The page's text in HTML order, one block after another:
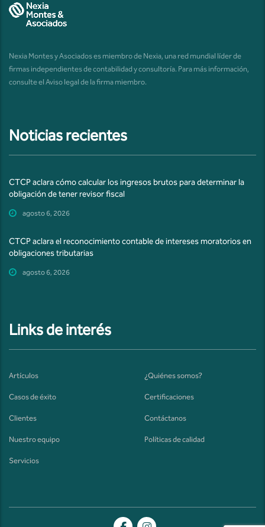
Nexia Montes y Asociados es miembro de Nexia, una red mundial líder de
firmas independientes de contabilidad y consultoría. Para más información,
consulte el Aviso legal de la firma miembro.
Noticias recientes
CTCP aclara cómo calcular los ingresos brutos para determinar la
obligación de tener revisor fiscal
agosto 6, 2026
CTCP aclara el reconocimiento contable de intereses moratorios en
obligaciones tributarias
agosto 6, 2026
Links de interés
Artículos ¿Quiénes somos?
Casos de éxito Certificaciones
Clientes Contáctanos
Nuestro equipo Políticas de calidad
Servicios